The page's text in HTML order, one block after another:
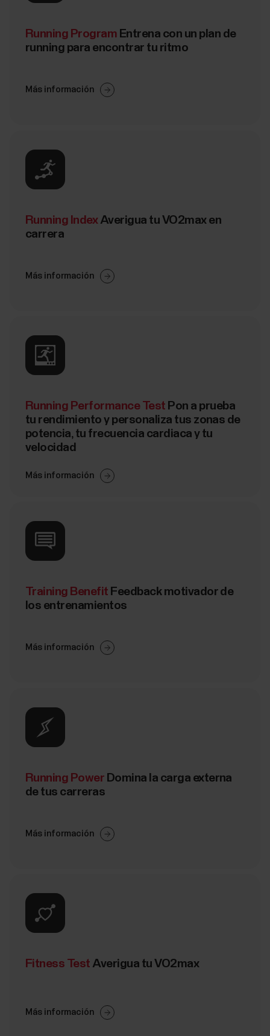
Running Program Entrena con un plan de
running para encontrar tu ritmo
Más información
Running IndexAverigua tu VO2max en
carrera
Más información
Running Performance Test Pon a prueba
tu rendimiento y personaliza tus zonas de
potencia, tu frecuencia cardiaca y tu
velocidad
Más información
Training Benefit Feedback motivador de
los entrenamientos
Más información
Running Power Domina la carga externa
de tus carreras
Más información
Fitness Test Averigua tu VO2max
Más información